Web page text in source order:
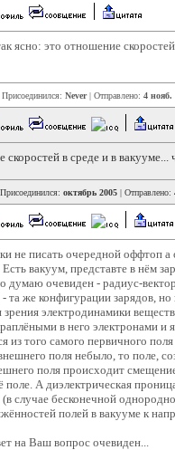
ясно: это отношение
Присоединился: Never| Отправлено: 4 нояб.
в среде и в вакууме...
октябрь 2005 | Отправлено:
не писать очередной оффтоп а
вакуум, представте в нём
думаю очевиден - радиус-
же конфигурации зарядов, но
электродинамики
в него электронами
из того самого первичного
поля небыло, то поле,
поля происходит
А диэлектрическая
(в случае бесконечной
полей в вакууме к
на Ваш вопрос очевиден...